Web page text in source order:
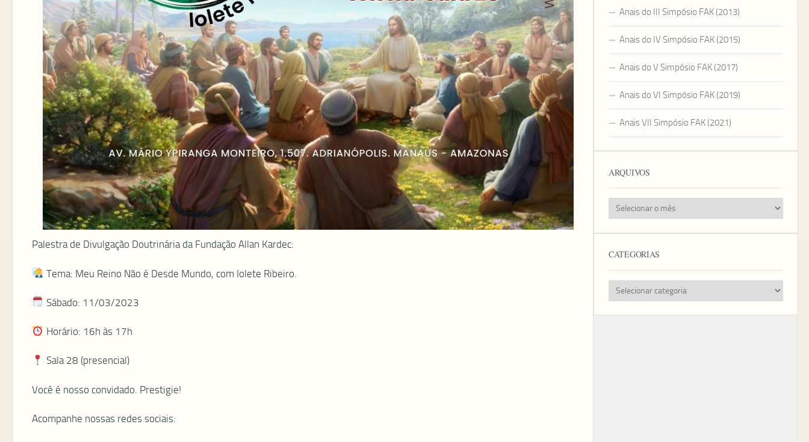
Palestra de Divulgação Doutrinária da Fundação Allan Kardec:
Tema: Meu Reino Não é Desde Mundo, com Iolete Ribeiro.
Sábado: 11/03/2023
Horário: 16h às 17h
Sala 28 (presencial)
Você é nosso convidado. Prestigie!
Acompanhe nossas redes sociais:
Anais do III Simpósio FAK (2013)
Anais do IV Simpósio FAK (2015)
Anais do V Simpósio FAK (2017)
Anais do VI Simpósio FAK (2019)
Anais VII Simpósio FAK (2021)
ARQUIVOS
Arquivos
CATEGORIAS
Categorias